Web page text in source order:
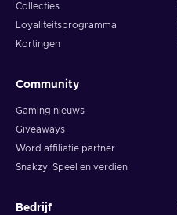
Collecties
Loyaliteitsprogramma
Kortingen
Community
Gaming nieuws
Giveaways
Word affiliatie partner
Snakzy: Speel en verdien
Bedrijf